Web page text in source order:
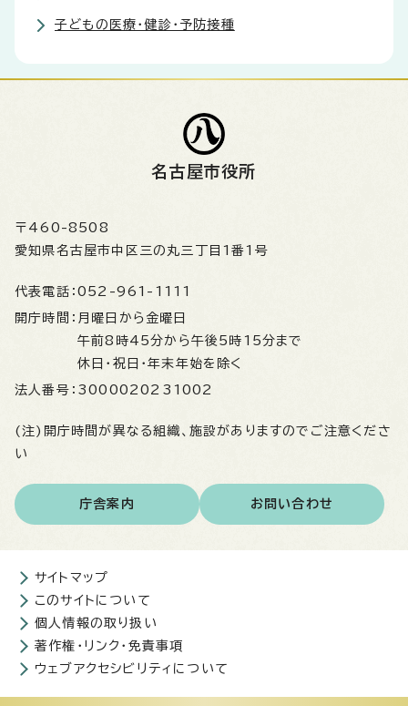
子どもの医療・健診・予防接種
名古屋市役所
〒460-8508
愛知県名古屋市中区三の丸三丁目1番1号
代表電話： 052-961-1111
開庁時間： 月曜日から金曜日
午前8時45分から午後5時15分まで
休日・祝日・年末年始を除く
法人番号： 3000020231002
(注)開庁時間が異なる組織、施設がありますのでご注意くださ
い
庁舎案内 お問い合わせ
サイトマップ
このサイトについて
個人情報の取り扱い
著作権・リンク・免責事項
ウェブアクセシビリティについて